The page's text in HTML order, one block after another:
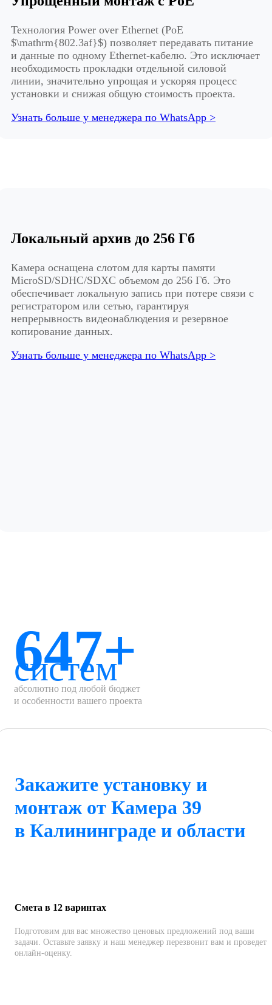
Технология Power over Ethernet (PoE
$\mathrm{802.3af}$) позволяет передавать питание
и данные по одному Ethernet-кабелю. Это исключает
необходимость прокладки отдельной силовой
линии, значительно упрощая и ускоряя процесс
установки и снижая общую стоимость проекта.
Узнать больше у менеджера по WhatsApp >
Локальный архив до 256 Гб
Камера оснащена слотом для карты памяти
MicroSD/SDHC/SDXC объемом до 256 Гб. Это
обеспечивает локальную запись при потере связи с
регистратором или сетью, гарантируя
непрерывность видеонаблюдения и резервное
копирование данных.
Узнать больше у менеджера по WhatsApp >
647+
систем
абсолютно под любой бюджет
и особенности вашего проекта
Закажите установку и
монтаж от Камера 39
в Калининграде и области
Смета в 12 варинтах
Подготовим для вас множество ценовых предложений под ваши
задачи. Оставьте заявку и наш менеджер перезвонит вам и проведет
онлайн-оценку.